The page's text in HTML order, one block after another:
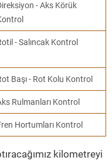
- Aks Körük
- Salıncak Kontrol
Başı - Rot Kolu Kontrol
Rulmanları Kontrol
Hortumları Kontrol
kilometreyi